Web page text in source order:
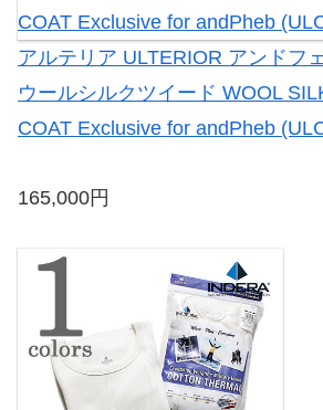
アルテリア ULTERIOR アンドフ
ウールシルクツイード WOOL
COAT Exclusive for andPheb
165,000円